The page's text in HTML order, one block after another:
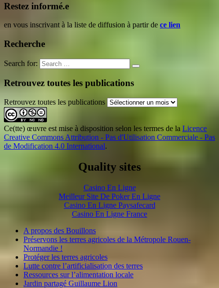
Restez informé.e
en vous inscrivant à la liste de diffusion à partir de ce lien
Recherche
Search for:
Retrouvez toutes les publications
Retrouvez toutes les publications
Ce(tte) œuvre est mise à disposition selon les termes de la Licence
Creative Commons Attribution - Pas d'Utilisation Commerciale - Pas
de Modification 4.0 International.
Quality sites
Casino En Ligne
Meilleur Site De Poker En Ligne
Casino En Ligne Paysafecard
Casino En Ligne France
A propos des Bouillons
Préservons les terres agricoles de la Métropole Rouen-
Normandie !
Protéger les terres agricoles
Lutte contre l’artificialisation des terres
Ressources sur l’alimentation locale
Jardin partagé Guillaume Lion